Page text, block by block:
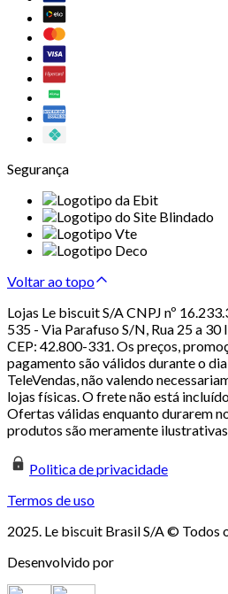
Segurança
Voltar ao topo
Lojas Le biscuit S/A CNPJ nº
535 - Via Parafuso S/N, Rua 25 a
CEP: 42.800-331. Os preços,
pagamento são válidos durante o
TeleVendas, não valendo
lojas físicas. O frete não está
Ofertas válidas enquanto durarem
produtos são meramente ilustrativas.
Politica de privacidade
Termos de uso
2025. Le biscuit Brasil S/A © Todos
Desenvolvido por